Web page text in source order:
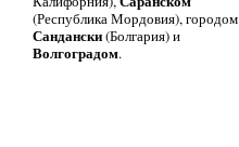
(Республика Мордовия), городом
Сандански(Болгария) и
Волгоградом.